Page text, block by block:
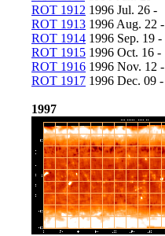
ROT 1912 1996 Jul. 26 -
ROT 1913 1996 Aug. 22 -
ROT 1914 1996 Sep. 19 -
ROT 1915 1996 Oct. 16 -
ROT 1916 1996 Nov. 12 -
ROT 1917 1996 Dec. 09 -
1997